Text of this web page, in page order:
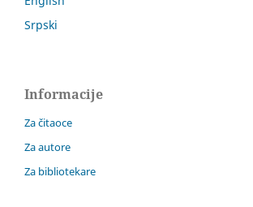
Srpski
Informacije
Za čitaoce
Za autore
Za bibliotekare